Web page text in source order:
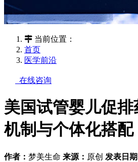
当前位置：
首页
医学前沿
在线咨询
美国试管婴儿促排
机制与个体化搭配
作者： 梦美生命 来源： 原创 发表日期